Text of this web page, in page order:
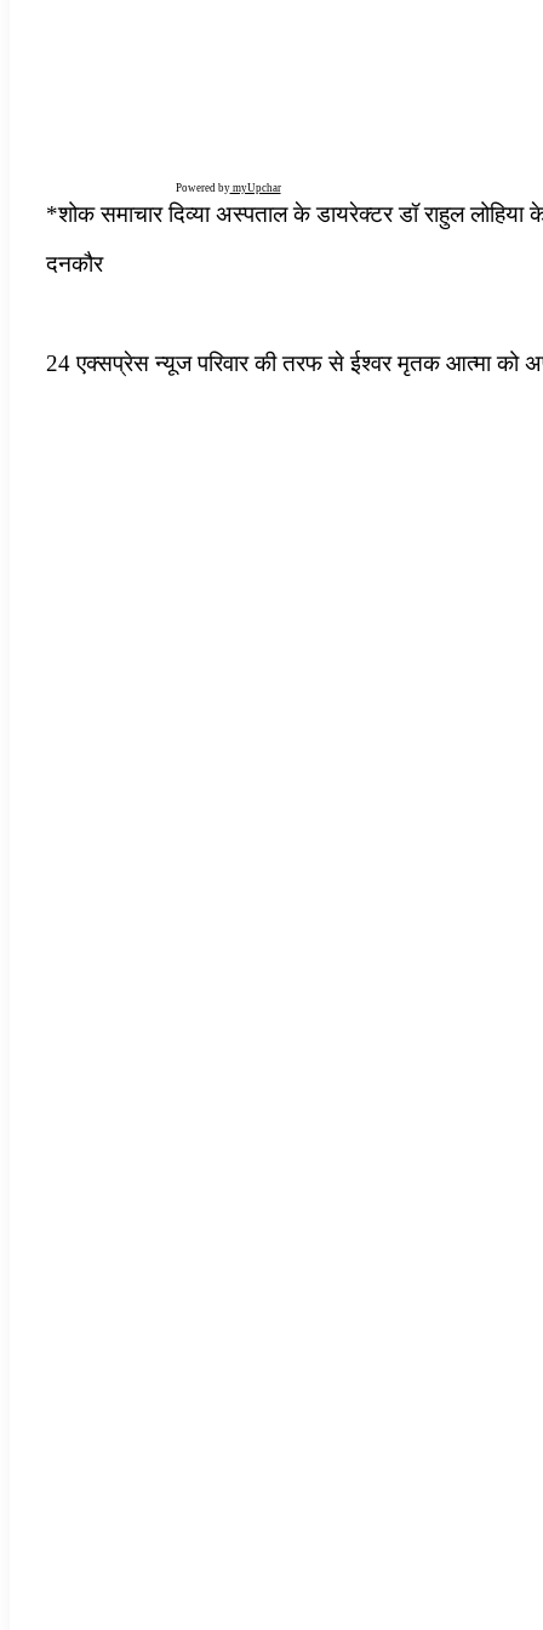
Powered bymyUpchar
*शोक समाचार दिव्या अस्पताल के डायरेक्टर डॉ राहुल
दनकौर
24 एक्सप्रेस न्यूज परिवार की तरफ से ईश्वर मृतक आत्मा को